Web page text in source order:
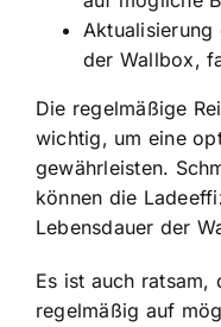
Aktualisierung
der Wallbox,
Die regelmäßige
wichtig, um eine
gewährleisten.
können die
Lebensdauer der
Es ist auch ratsam,
regelmäßig auf